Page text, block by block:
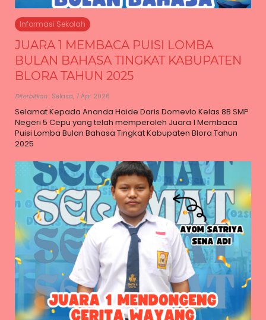
Informasi Sekolah
JUARA 1 MEMBACA PUISI LOMBA
BULAN BAHASA TINGKAT KABUPATEN
BLORA TAHUN 2025
Diterbitkan: Selasa, 7 Apr 2026
Selamat Kepada Ananda Haide Daris Domevlo Kelas 8B SMP
Negeri 5 Cepu yang telah memperoleh Juara 1 Membaca
Puisi Lomba Bulan Bahasa Tingkat Kabupaten Blora Tahun
2025